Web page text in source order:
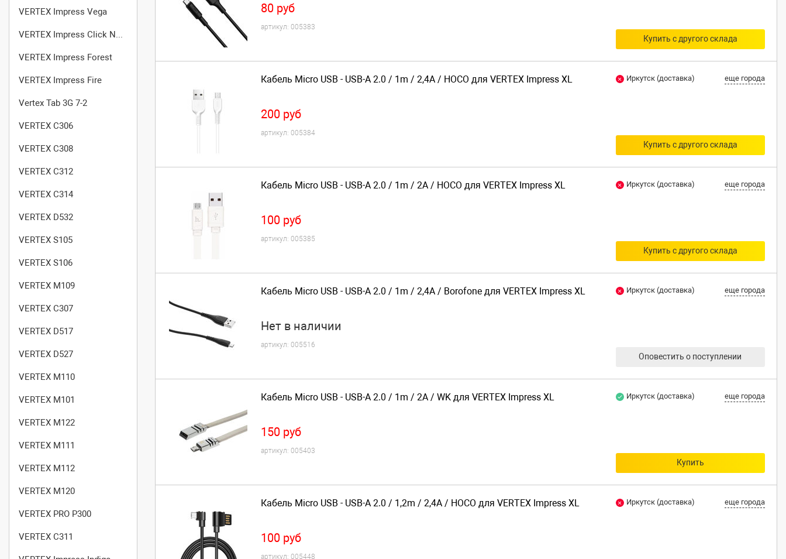
VERTEX Impress Vega
VERTEX Impress Click NFC
VERTEX Impress Forest
VERTEX Impress Fire
Vertex Tab 3G 7-2
VERTEX C306
VERTEX C308
VERTEX C312
VERTEX C314
VERTEX D532
VERTEX S105
VERTEX S106
VERTEX M109
VERTEX C307
VERTEX D517
VERTEX D527
VERTEX M110
VERTEX M101
VERTEX M122
VERTEX M111
VERTEX M112
VERTEX M120
VERTEX PRO P300
VERTEX C311
80 руб
артикул: 005383
Купить с другого склада
Кабель Micro USB - USB-A 2.0 / 1m / 2,4A / HOCO для VERTEX Impress XL
200 руб
артикул: 005384
Иркутск (доставка) еще города
Купить с другого склада
Кабель Micro USB - USB-A 2.0 / 1m / 2A / HOCO для VERTEX Impress XL
100 руб
артикул: 005385
Иркутск (доставка) еще города
Купить с другого склада
Кабель Micro USB - USB-A 2.0 / 1m / 2,4A / Borofone для VERTEX Impress XL
Нет в наличии
артикул: 005516
Иркутск (доставка) еще города
Оповестить о поступлении
Кабель Micro USB - USB-A 2.0 / 1m / 2A / WK для VERTEX Impress XL
150 руб
артикул: 005403
Иркутск (доставка) еще города
Купить
Кабель Micro USB - USB-A 2.0 / 1,2m / 2,4A / HOCO для VERTEX Impress XL
100 руб
артикул: 005448
Иркутск (доставка) еще города